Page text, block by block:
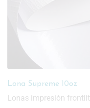
Lona Mesh
Lonas impresión frontlit